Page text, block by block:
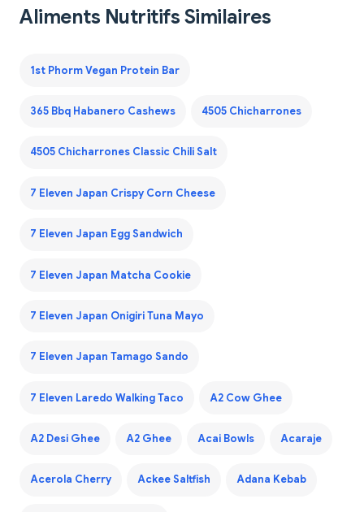
Aliments Nutritifs Similaires
1st Phorm Vegan Protein Bar
365 Bbq Habanero Cashews 4505 Chicharrones
4505 Chicharrones Classic Chili Salt
7 Eleven Japan Crispy Corn Cheese
7 Eleven Japan Egg Sandwich
7 Eleven Japan Matcha Cookie
7 Eleven Japan Onigiri Tuna Mayo
7 Eleven Japan Tamago Sando
7 Eleven Laredo Walking Taco A2 Cow Ghee
A2 Desi Ghee A2 Ghee Acai Bowls Acaraje
Acerola Cherry Ackee Saltfish Adana Kebab